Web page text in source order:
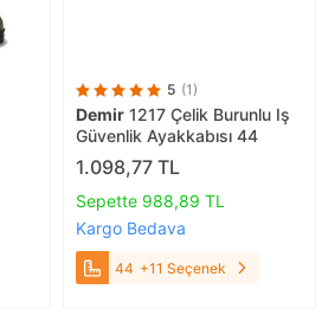
5 (1)
Demir 1217 Çelik Burunlu Iş
Güvenlik Ayakkabısı 44
1.098,77 TL
Sepette 988,89 TL
Kargo Bedava
44 +11 Seçenek